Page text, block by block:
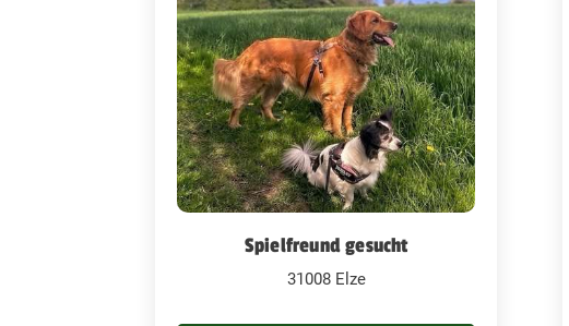
Spielfreund gesucht
31008 Elze